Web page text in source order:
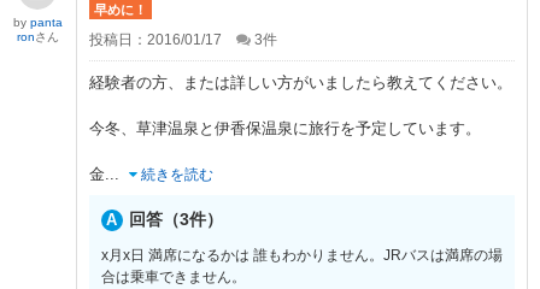
早めに！
投稿日：2016/01/17 3件
経験者の方、または詳しい方がいましたら教えてください。
今冬、草津温泉と伊香保温泉に旅行を予定しています。
金... 続きを読む
回答（3件）
x月x日 満席になるかは 誰もわかりません。JRバスは満席の場
合は乗車できません。
by panta
ronさん